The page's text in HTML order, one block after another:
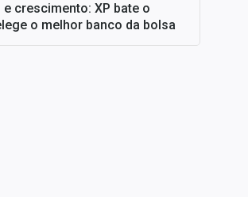
e crescimento: XP bate o
o melhor banco da bolsa